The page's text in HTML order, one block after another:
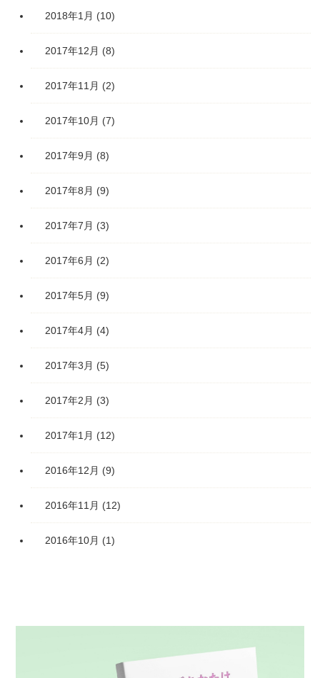
2018年1月 (10)
2017年12月 (8)
2017年11月 (2)
2017年10月 (7)
2017年9月 (8)
2017年8月 (9)
2017年7月 (3)
2017年6月 (2)
2017年5月 (9)
2017年4月 (4)
2017年3月 (5)
2017年2月 (3)
2017年1月 (12)
2016年12月 (9)
2016年11月 (12)
2016年10月 (1)